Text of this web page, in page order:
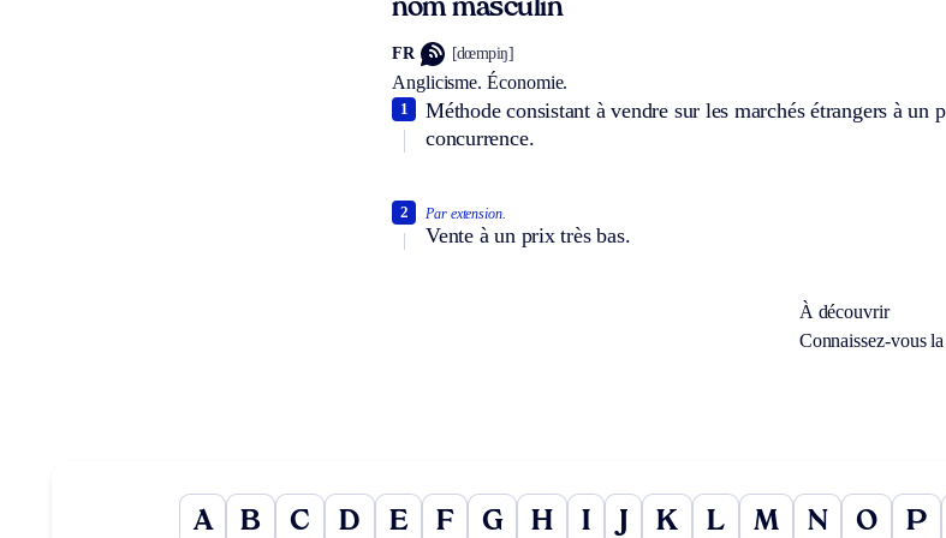
nom masculin
FR [dœmpiŋ]
Anglicisme. Économie.
Méthode consistant à vendre sur les marchés étrangers à
concurrence.
1
Par extension.
Vente à un prix très bas.
2
À découvrir
Connaissez-vous
A B C D E F G H I K L M N O P